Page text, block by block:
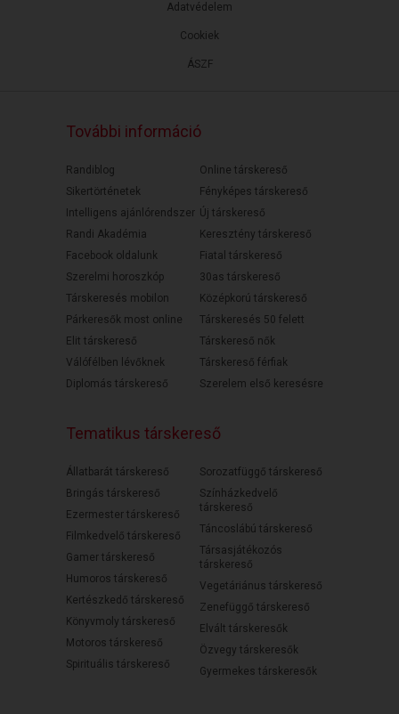
ÁSZF
Adatvédelem
Cookiek
További információ
Randiblog
Sikertörténetek
Intelligens ajánlórendszer
Randi Akadémia
Facebook oldalunk
Szerelmi horoszkóp
Társkeresés mobilon
Párkeresők most online
Elit társkereső
Válófélben lévőknek
Diplomás társkereső
Online társkereső
Fényképes társkereső
Új társkereső
Keresztény társkereső
Fiatal társkereső
30as társkereső
Középkorú társkereső
Társkeresés 50 felett
Társkereső nők
Társkereső férfiak
Szerelem első keresésre
Tematikus társkereső
Állatbarát társkereső
Bringás társkereső
Ezermester társkereső
Filmkedvelő társkereső
Gamer társkereső
Humoros társkereső
Kertészkedő társkereső
Könyvmoly társkereső
Motoros társkereső
Spirituális társkereső
Sorozatfüggő társkereső
Színházkedvelő
társkereső
Táncoslábú társkereső
Társasjátékozós
társkereső
Vegetáriánus társkereső
Zenefüggő társkereső
Elvált társkeresők
Özvegy társkeresők
Gyermekes társkeresők